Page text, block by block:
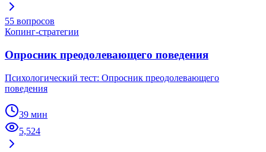
55 вопросов
Копинг-стратегии
Опросник преодолевающего поведения
Психологический тест: Опросник преодолевающего
поведения
39 мин
5,524